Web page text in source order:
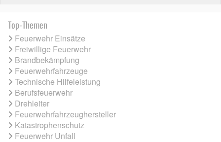
Top-Themen
Feuerwehr Einsätze
Freiwillige Feuerwehr
Brandbekämpfung
Feuerwehrfahrzeuge
Technische Hilfeleistung
Berufsfeuerwehr
Drehleiter
Feuerwehrfahrzeughersteller
Katastrophenschutz
Feuerwehr Unfall